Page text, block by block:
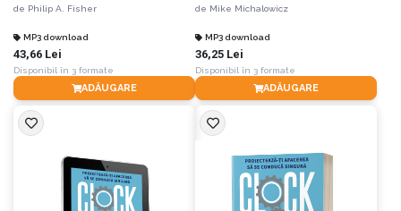
de Philip A. Fisher
MP3 download
43,66 Lei
Disponibil în 3 formate
ADĂUGARE
de Mike Michalowicz
MP3 download
36,25 Lei
Disponibil în 3 formate
ADĂUGARE